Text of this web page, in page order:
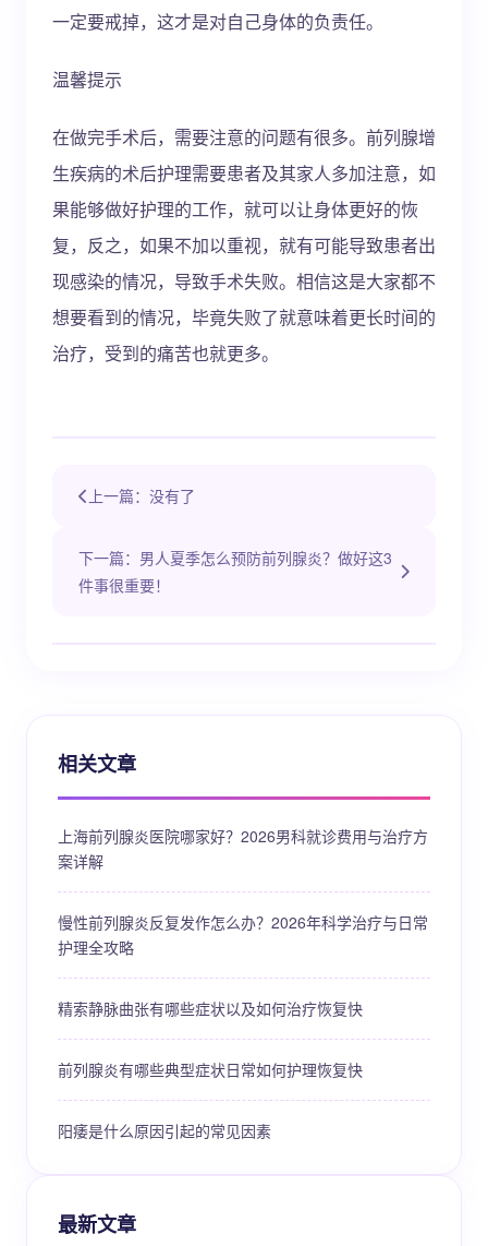
一定要戒掉，这才是对自己身体的负责任。
温馨提示
在做完手术后，需要注意的问题有很多。前列腺增
生疾病的术后护理需要患者及其家人多加注意，如
果能够做好护理的工作，就可以让身体更好的恢
复，反之，如果不加以重视，就有可能导致患者出
现感染的情况，导致手术失败。相信这是大家都不
想要看到的情况，毕竟失败了就意味着更长时间的
治疗，受到的痛苦也就更多。
上一篇：没有了
下一篇：男人夏季怎么预防前列腺炎？做好这3
件事很重要！
相关文章
上海前列腺炎医院哪家好？2026男科就诊费用与治疗方
案详解
慢性前列腺炎反复发作怎么办？2026年科学治疗与日常
护理全攻略
精索静脉曲张有哪些症状以及如何治疗恢复快
前列腺炎有哪些典型症状日常如何护理恢复快
阳痿是什么原因引起的常见因素
最新文章